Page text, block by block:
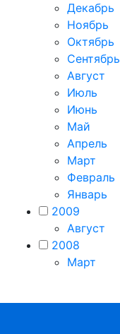
Декабрь
Ноябрь
Октябрь
Сентябрь
Август
Июль
Июнь
Май
Апрель
Март
Февраль
Январь
2009
Август
2008
Март